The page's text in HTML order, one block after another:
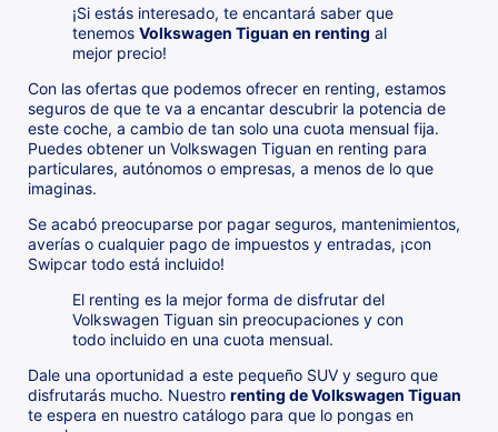
¡Si estás interesado, te encantará saber que
tenemos Volkswagen Tiguan en renting al
mejor precio!
Con las ofertas que podemos ofrecer en renting, estamos
seguros de que te va a encantar descubrir la potencia de
este coche, a cambio de tan solo una cuota mensual fija.
Puedes obtener un Volkswagen Tiguan en renting para
particulares, autónomos o empresas, a menos de lo que
imaginas.
Se acabó preocuparse por pagar seguros, mantenimientos,
averías o cualquier pago de impuestos y entradas, ¡con
Swipcar todo está incluido!
El renting es la mejor forma de disfrutar del
Volkswagen Tiguan sin preocupaciones y con
todo incluido en una cuota mensual.
Dale una oportunidad a este pequeño SUV y seguro que
disfrutarás mucho. Nuestro renting de Volkswagen Tiguan
te espera en nuestro catálogo para que lo pongas en